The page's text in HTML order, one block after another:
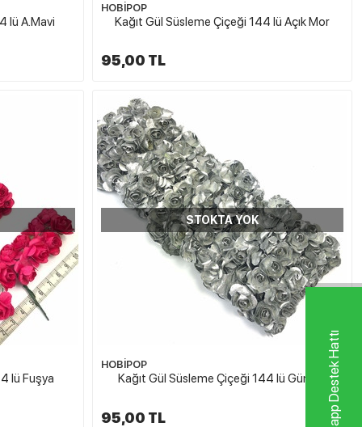
Whatsapp Destek Hattı
lü A.Mavi
HOBİPOP
Kağıt Gül Süsleme Çiçeği 144 lü Açık Mor
95,00 TL
lü Fuşya
STOKTA YOK
HOBİPOP
Kağıt Gül Süsleme Çiçeği 144 lü Gümüş
95,00 TL